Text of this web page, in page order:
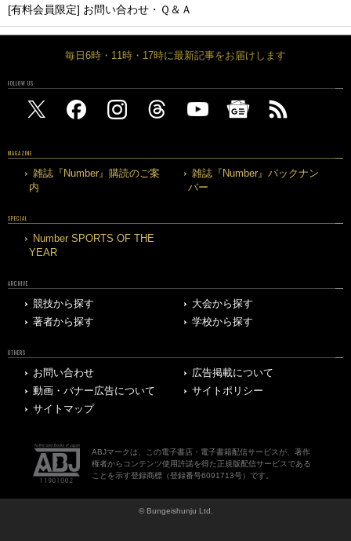
[有料会員限定] お問い合わせ・Ｑ＆Ａ
毎日6時・11時・17時に最新記事をお届けします
FOLLOW US
MAGAZINE
雑誌『Number』購読のご案
内
雑誌『Number』バックナン
バー
SPECIAL
Number SPORTS OF THE
YEAR
ARCHIVE
競技から探す
大会から探す
著者から探す
学校から探す
OTHERS
お問い合わせ
広告掲載について
動画・バナー広告について
サイトポリシー
サイトマップ
ABJマークは、この電子書店・電子書籍配信サービスが、著作
権者からコンテンツ使用許諾を得た正規版配信サービスである
ことを示す登録商標（登録番号6091713号）です。
© Bungeishunju Ltd.